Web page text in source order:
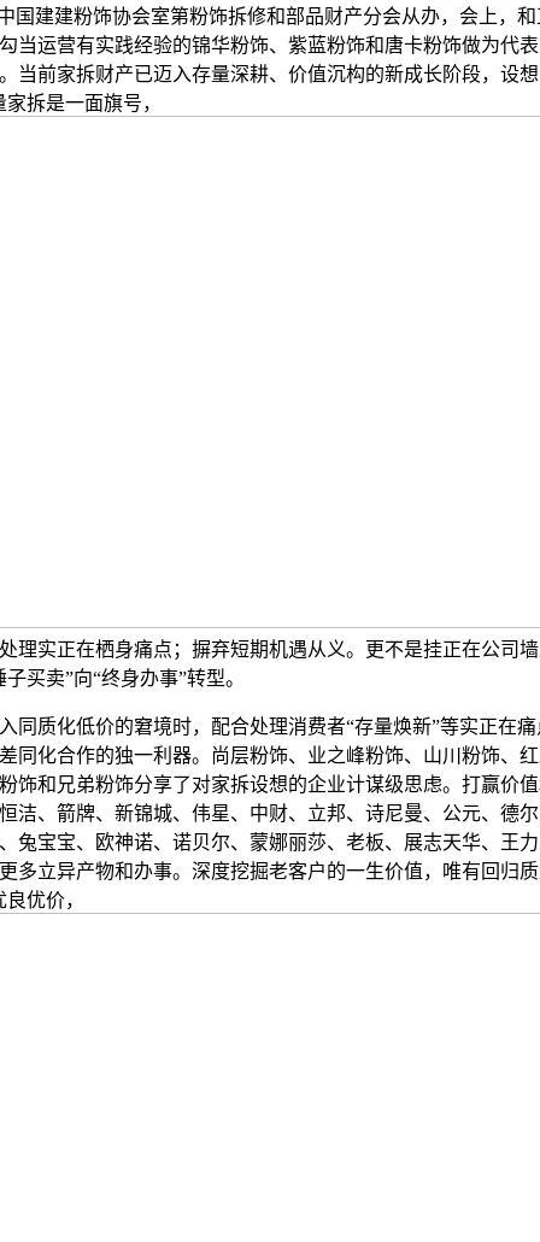
国建建粉饰协会室第粉饰拆修和部品财产分会从办，会上，
当运营有实践经验的锦华粉饰、紫蓝粉饰和唐卡粉饰做为代
当前家拆财产已迈入存量深耕、价值沉构的新成长阶段，设
拆是一面旗号，
理实正在栖身痛点；摒弃短期机遇从义。更不是挂正在公司
买卖”向“终身办事”转型。
化低价的窘境时，配合处理消费者“存量焕新”等实正在痛
同化合作的独一利器。尚层粉饰、业之峰粉饰、山川粉饰、
饰和兄弟粉饰分享了对家拆设想的企业计谋级思虑。打赢价
洁、箭牌、新锦城、伟星、中财、立邦、诗尼曼、公元、德
兔宝宝、欧神诺、诺贝尔、蒙娜丽莎、老板、展志天华、王
多立异产物和办事。深度挖掘老客户的一生价值，唯有回归
优价，